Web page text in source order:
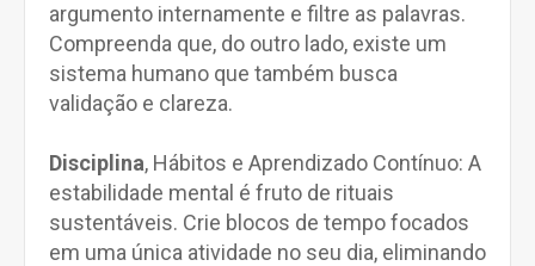
argumento internamente e filtre as palavras.
Compreenda que, do outro lado, existe um
sistema humano que também busca
validação e clareza.
Disciplina, Hábitos e Aprendizado Contínuo: A
estabilidade mental é fruto de rituais
sustentáveis. Crie blocos de tempo focados
em uma única atividade no seu dia, eliminando